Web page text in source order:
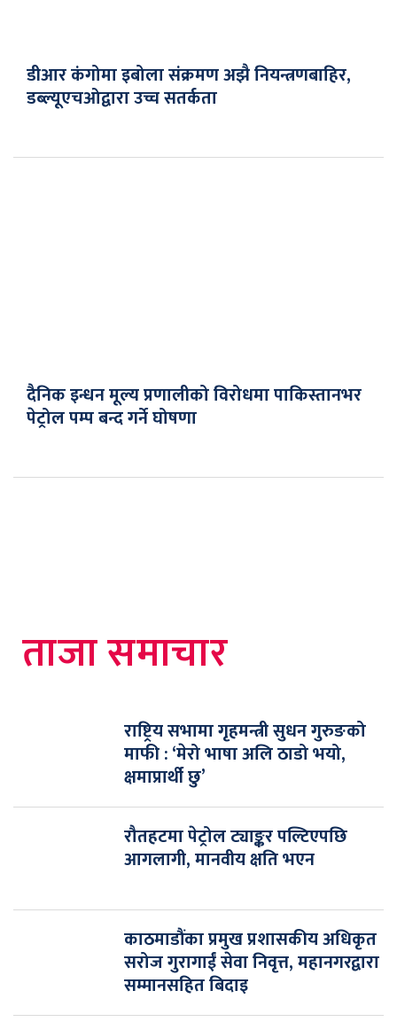
डीआर कंगोमा इबोला संक्रमण अझै नियन्त्रणबाहिर,
डब्ल्यूएचओद्वारा उच्च सतर्कता
दैनिक इन्धन मूल्य प्रणालीको विरोधमा पाकिस्तानभर
पेट्रोल पम्प बन्द गर्ने घोषणा
ताजा समाचार
राष्ट्रिय सभामा गृहमन्त्री सुधन गुरुङको
माफी : ‘मेरो भाषा अलि ठाडो भयो,
क्षमाप्रार्थी छु’
रौतहटमा पेट्रोल ट्याङ्कर पल्टिएपछि
आगलागी, मानवीय क्षति भएन
काठमाडौंका प्रमुख प्रशासकीय अधिकृत
सरोज गुरागाईं सेवा निवृत्त, महानगरद्वारा
सम्मानसहित बिदाइ